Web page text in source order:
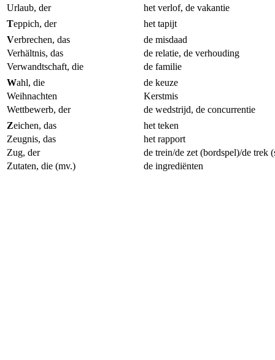
Urlaub, der
het verlof, de vakantie
Teppich, der
het tapijt
Verbrechen, das
de misdaad
Verhältnis, das
de relatie, de verhouding
Verwandtschaft, die
de familie
Wahl, die
de keuze
Weihnachten
Kerstmis
Wettbewerb, der
de wedstrijd, de concurrentie
Zeichen, das
het teken
Zeugnis, das
het rapport
Zug, der
de trein/de zet (bordspel)/de trek
Zutaten, die (mv.)
de ingrediënten